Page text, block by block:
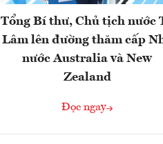
Tổng Bí thư, Chủ tịch nước
Lâm lên đường thăm cấp
nước Australia và New
Zealand
Đọc ngay